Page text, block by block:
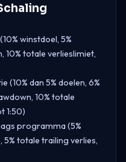
winstdoel, 5%
10% totale verlieslimiet,
(10% dan 5% doelen, 6%
10% totale
1:50)
programma (5%
5% totale trailing verlies,